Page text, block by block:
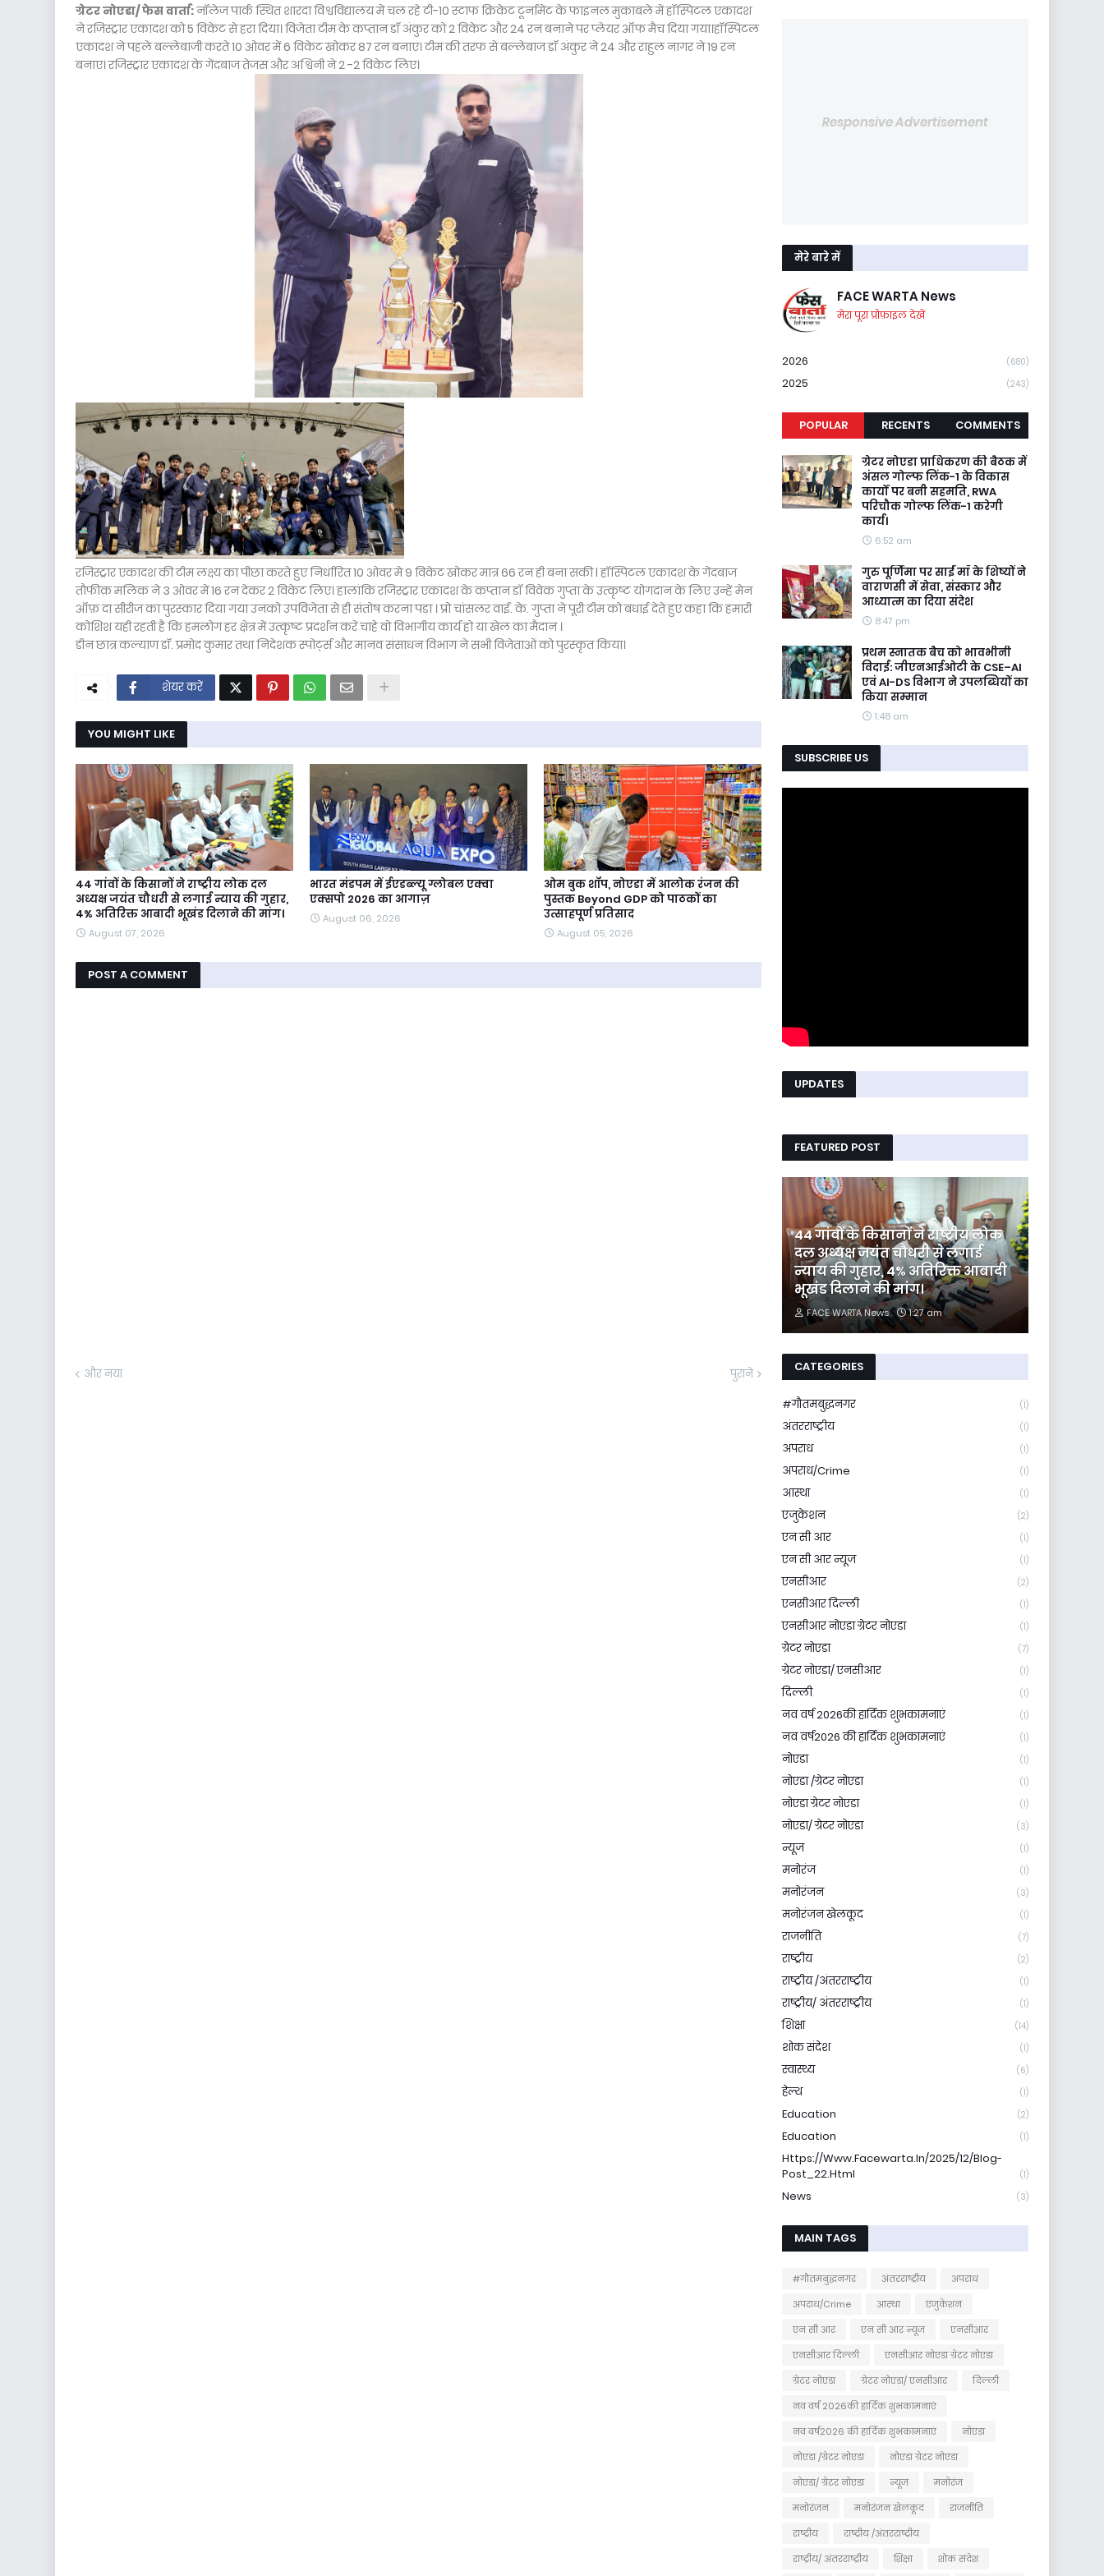
ग्रेटर नोएडा/ फेस वार्ता:नॉलेज पार्क स्थित शारदा विश्वविद्यालय में चल रहे टी-10 स्टाफ क्रिकेट टूर्नामेंट के फाइनल मुकाबले में हॉस्पिटल एकादश
ने रजिस्ट्रार एकादश को 5 विकेट से हरा दिया। विजेता टीम के कप्तान डॉ अंकुर को 2 विकेट और 24 रन बनाने पर प्लेयर ऑफ मैच दिया गया।हॉस्पिटल
एकादश ने पहले बल्लेबाजी करते 10 ओवर में 6 विकेट खोकर 87 रन बनाए। टीम की तरफ से बल्लेबाज डॉ अंकुर ने 24 और राहुल नागर ने 19 रन
बनाए। रजिस्ट्रार एकादश के गेंदबाज तेजस और अश्विनी ने 2 -2 विकेट लिए।
रजिस्ट्रार एकादश की टीम लक्ष्य का पीछा करते हुए निर्धारित 10 ओवर मे 9 विकेट खोकर मात्र 66 रन ही बना सकी l हॉस्पिटल एकादश के गेंदबाज
तौफीक़ मलिक ने 3 ओवर में 16 रन देकर 2 विकेट लिए। हालांकि रजिस्ट्रार एकादश के कप्तान डॉ विवेक गुप्ता के उत्कृष्ट योगदान के लिए उन्हें मेन
ऑफ़ दा सीरीज का पुरस्कार दिया गया उनको उपविजेता से ही संतोष करना पड़ा । प्रो चांसलर वाई. के. गुप्ता ने पूरी टीम को बधाई देते हुए कहा कि हमारी
कोशिश यही रहती है कि हमलोग हर क्षेत्र में उत्कृष्ट प्रदर्शन करें चाहे वो विभागीय कार्य हो या खेल का मैदान ।
डीन छात्र कल्याण डॉ. प्रमोद कुमार तथा निदेशक स्पोर्ट्स और मानव संसाधन विभाग ने सभी विजेताओं को पुरस्कृत किया।
शेयर करें
YOU MIGHT LIKE
44 गांवों के किसानों ने राष्ट्रीय लोक दल
अध्यक्ष जयंत चौधरी से लगाई न्याय की गुहार,
4% अतिरिक्त आबादी भूखंड दिलाने की मांग।
August 07, 2026
भारत मंडपम में ईएडब्ल्यू ग्लोबल एक्वा
एक्सपो 2026 का आगाज़
August 06, 2026
ओम बुक शॉप, नोएडा में आलोक रंजन की
पुस्तक Beyond GDP को पाठकों का
उत्साहपूर्ण प्रतिसाद
August 05, 2026
POST A COMMENT
और नया पुराने
Responsive Advertisement
मेरे बारे में
FACE WARTA News
मेरा पूरा प्रोफ़ाइल देखें
2026 (680)
2025 (243)
POPULAR RECENTS COMMENTS
ग्रेटर नोएडा प्राधिकरण की बैठक में
अंसल गोल्फ लिंक-1 के विकास
कार्यों पर बनी सहमति, RWA
परिचौक गोल्फ लिंक-1 करेगी
कार्य।
6:52 am
गुरु पूर्णिमा पर साईं माँ के शिष्यों ने
वाराणसी में सेवा, संस्कार और
आध्यात्म का दिया संदेश
8:47 pm
प्रथम स्नातक बैच को भावभीनी
विदाई: जीएनआईओटी के CSE–AI
एवं AI-DS विभाग ने उपलब्धियों का
किया सम्मान
1:48 am
SUBSCRIBE US
UPDATES
FEATURED POST
44 गांवों के किसानों ने राष्ट्रीय लोक
दल अध्यक्ष जयंत चौधरी से लगाई
न्याय की गुहार, 4% अतिरिक्त आबादी
भूखंड दिलाने की मांग।
FACE WARTA News 1:27 am
CATEGORIES
#गौतमबुद्धनगर (1)
अंतरराष्ट्रीय (1)
अपराध (1)
अपराध/Crime (1)
आस्था (1)
एजुकेशन (2)
एन सी आर (1)
एन सी आर न्यूज (1)
एनसीआर (2)
एनसीआर दिल्ली (1)
एनसीआर नोएडा ग्रेटर नोएडा (1)
ग्रेटर नोएडा (7)
ग्रेटर नोएडा/ एनसीआर (1)
दिल्ली (1)
नव वर्ष 2026की हार्दिक शुभकामनाएं (1)
नव वर्ष2026 की हार्दिक शुभकामनाएं (1)
नोएडा (1)
नोएडा /ग्रेटर नोएडा (1)
नोएडा ग्रेटर नोएडा (1)
नोएडा/ ग्रेटर नोएडा (3)
न्यूज (1)
मनोरंज (1)
मनोरंजन (3)
मनोरंजन खेलकूद (1)
राजनीति (7)
राष्ट्रीय (2)
राष्ट्रीय /अंतरराष्ट्रीय (1)
राष्ट्रीय/ अंतरराष्ट्रीय (1)
शिक्षा (14)
शोक संदेश (1)
स्वास्थ्य (6)
हेल्थ (1)
Education (2)
Education (1)
Https://www.facewarta.in/2025/12/blog-
Post_22.html
(1)
News (3)
MAIN TAGS
#गौतमबुद्धनगर अंतरराष्ट्रीय
अपराध
अपराध/Crime
आस्था
एजुकेशन
एन सी आर
एन सी आर न्यूज
एनसीआर
एनसीआर दिल्ली
एनसीआर नोएडा ग्रेटर नोएडा
ग्रेटर नोएडा
ग्रेटर नोएडा/ एनसीआर
दिल्ली
नव वर्ष 2026की हार्दिक शुभकामनाएं
नव वर्ष2026 की हार्दिक शुभकामनाएं
नोएडा
नोएडा /ग्रेटर नोएडा
नोएडा ग्रेटर नोएडा
नोएडा/ ग्रेटर नोएडा
न्यूज
मनोरंज
मनोरंजन
मनोरंजन खेलकूद
राजनीति
राष्ट्रीय
राष्ट्रीय /अंतरराष्ट्रीय
राष्ट्रीय/ अंतरराष्ट्रीय
शिक्षा शोक संदेश